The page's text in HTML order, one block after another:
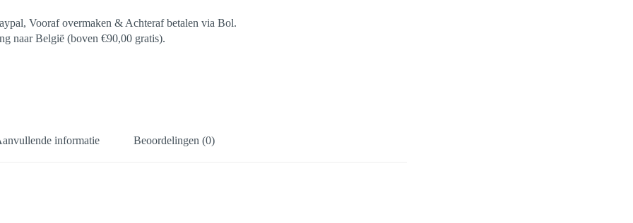
Vooraf overmaken & Achteraf betalen via Bol.
naar België (boven €90,00 gratis).
informatie Beoordelingen (0)